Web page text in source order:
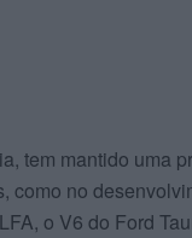
tem mantido uma
como no
o V6 do Ford